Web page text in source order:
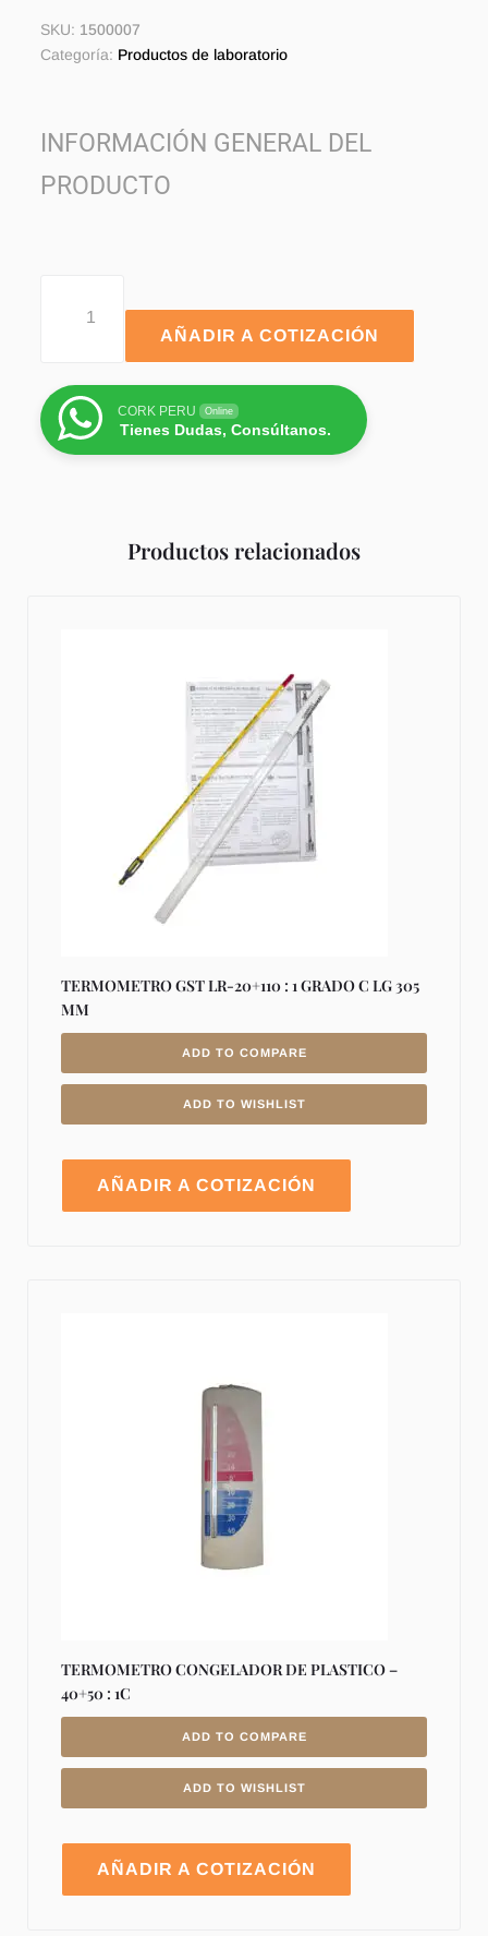
SKU: 1500007
Categoría: Productos de laboratorio
INFORMACIÓN GENERAL DEL
PRODUCTO
AÑADIR A COTIZACIÓN
CORK PERU Online
Tienes Dudas, Consúltanos.
Productos relacionados
TERMOMETRO GST LR-20+110 : 1 GRADO C LG 305
MM
ADD TO COMPARE
ADD TO WISHLIST
AÑADIR A COTIZACIÓN
TERMOMETRO CONGELADOR DE PLASTICO –
40+50 : 1C
ADD TO COMPARE
ADD TO WISHLIST
AÑADIR A COTIZACIÓN